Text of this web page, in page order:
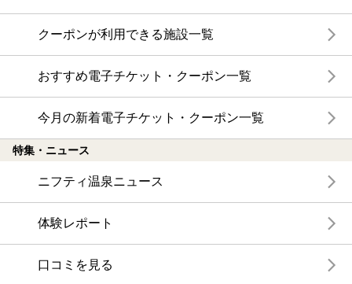
クーポンが利用できる施設一覧
おすすめ電子チケット・クーポン一覧
今月の新着電子チケット・クーポン一覧
特集・ニュース
ニフティ温泉ニュース
体験レポート
口コミを見る